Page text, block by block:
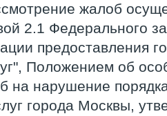
жалоб
2.1 Федерального
предоставления
Положением об
на нарушение
города Москвы,